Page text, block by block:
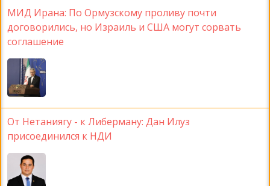
МИД Ирана: По Ормузскому проливу почти
договорились, но Израиль и США могут сорвать
соглашение
От Нетаниягу - к Либерману: Дан Илуз
присоединился к НДИ